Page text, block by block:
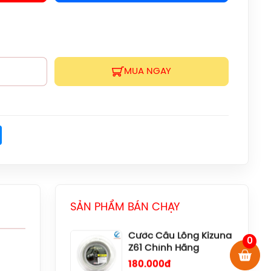
MUA NGAY
SẢN PHẨM BÁN CHẠY
12 Women
Chính Hãng
180.000đ
Cước Cầu Lông Kizuna
Z61 Chính Hãng
180.000đ
0